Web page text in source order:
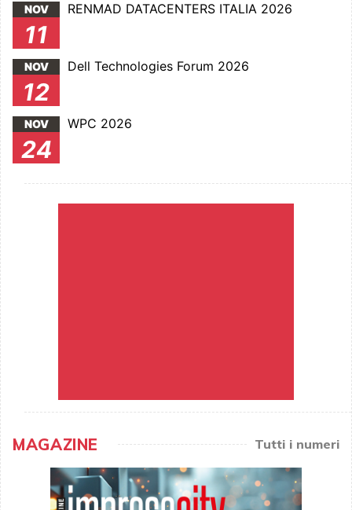
NOV
11
RENMAD DATACENTERS ITALIA 2026
NOV
12
Dell Technologies Forum 2026
NOV
24
WPC 2026
MAGAZINE Tutti i numeri